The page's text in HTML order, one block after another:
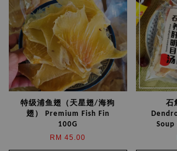
特级浦鱼翅（天星翅/海狗
翅） Premium Fish Fin
100G
RM 45.00
石
Soup